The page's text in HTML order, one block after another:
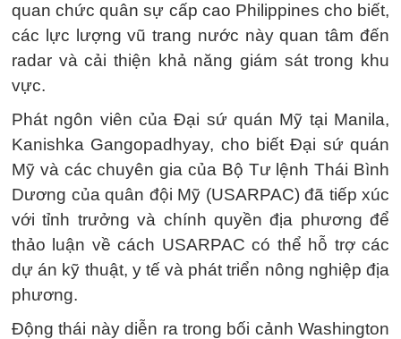
quan chức quân sự cấp cao Philippines cho biết,
các lực lượng vũ trang nước này quan tâm đến
radar và cải thiện khả năng giám sát trong khu
vực.
Phát ngôn viên của Đại sứ quán Mỹ tại Manila,
Kanishka Gangopadhyay, cho biết Đại sứ quán
Mỹ và các chuyên gia của Bộ Tư lệnh Thái Bình
Dương của quân đội Mỹ (USARPAC) đã tiếp xúc
với tỉnh trưởng và chính quyền địa phương để
thảo luận về cách USARPAC có thể hỗ trợ các
dự án kỹ thuật, y tế và phát triển nông nghiệp địa
phương.
Động thái này diễn ra trong bối cảnh Washington